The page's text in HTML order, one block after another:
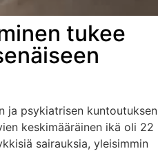
tukee
ja psykiatrisen kuntoutuksen
keskimääräinen ikä oli 22
sairauksia, yleisimmin